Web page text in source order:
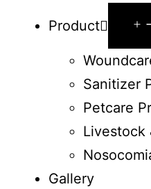
Product
Sanitizer
Petcare
Livestock
Gallery